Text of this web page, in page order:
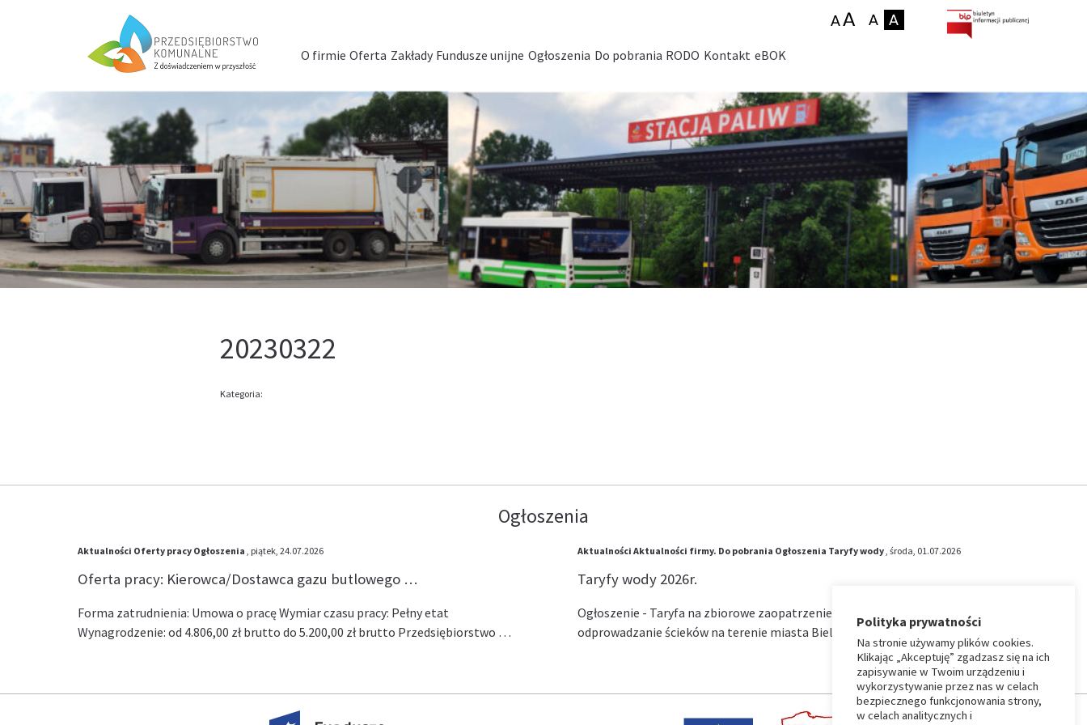
O firmie Oferta Zakłady Fundusze unijne Ogłoszenia Do pobrania RODO Kontakt eBOK
20230322
Kategoria:
Ogłoszenia
Aktualności Oferty pracy Ogłoszenia , piątek, 24.07.2026
Oferta pracy: Kierowca/Dostawca gazu butlowego …
Forma zatrudnienia: Umowa o pracę Wymiar czasu pracy: Pełny etat
Wynagrodzenie: od 4.806,00 zł brutto do 5.200,00 zł brutto Przedsiębiorstwo …
Aktualności Aktualności firmy. Do pobrania Ogłoszenia Taryfy wody, środa, 01.07.2026
Taryfy wody 2026r.
Ogłoszenie - Taryfa na zbiorowe zaopatrzenie w wodę i zbiorowe
odprowadzanie ścieków na terenie miasta Bielsk Podlaski na okres od …
Polityka prywatności
Na stronie używamy plików cookies.
Klikając „Akceptuję” zgadzasz się na ich
zapisywanie w Twoim urządzeniu i
wykorzystywanie przez nas w celach
bezpiecznego funkcjonowania strony,
w celach analitycznych i